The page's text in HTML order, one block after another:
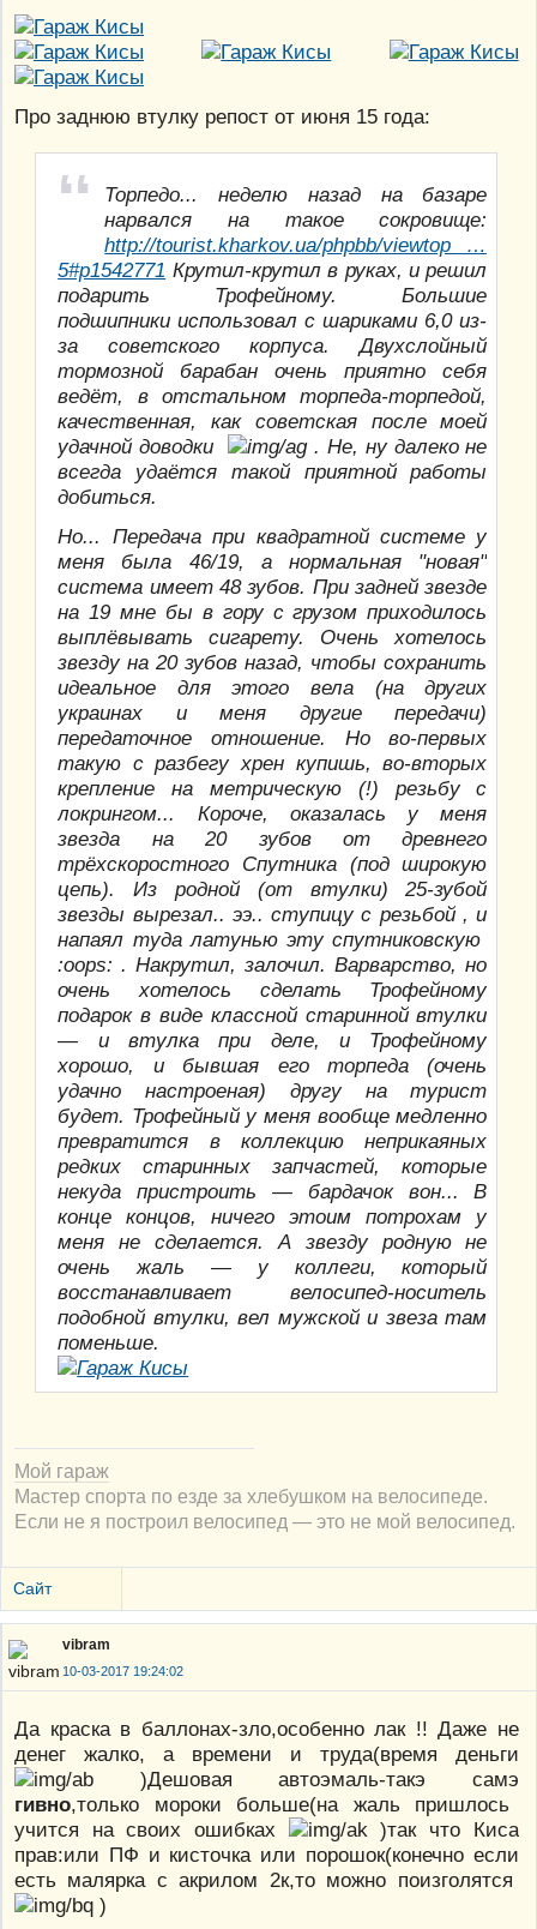
Про заднюю втулку репост от июня 15 года:
Торпедо... неделю назад на базаре
нарвался на такое сокровище:
http://tourist.kharkov.ua/phpbb/viewtop …
5#p1542771 Крутил-крутил в руках, и решил
подарить Трофейному. Большие
подшипники использовал с шариками 6,0 из-
за советского корпуса. Двухслойный
тормозной барабан очень приятно себя
ведёт, в отстальном торпеда-торпедой,
качественная, как советская после моей
удачной доводки
. Не, ну далеко не
всегда удаётся такой приятной работы
добиться.
Но... Передача при квадратной системе у
меня была 46/19, а нормальная "новая"
система имеет 48 зубов. При задней звезде
на 19 мне бы в гору с грузом приходилось
выплёвывать сигарету. Очень хотелось
звезду на 20 зубов назад, чтобы сохранить
идеальное для этого вела (на других
украинах и меня другие передачи)
передаточное отношение. Но во-первых
такую с разбегу хрен купишь, во-вторых
крепление на метрическую (!) резьбу с
локрингом... Короче, оказалась у меня
звезда на 20 зубов от древнего
трёхскоростного Спутника (под широкую
цепь). Из родной (от втулки) 25-зубой
звезды вырезал.. ээ.. ступицу с резьбой , и
напаял туда латунью эту спутниковскую
:oops: . Накрутил, залочил. Варварство, но
очень хотелось сделать Трофейному
подарок в виде классной старинной втулки
— и втулка при деле, и Трофейному
хорошо, и бывшая его торпеда (очень
удачно настроеная) другу на турист
будет. Трофейный у меня вообще медленно
превратится в коллекцию неприкаяных
редких старинных запчастей, которые
некуда пристроить — бардачок вон... В
конце концов, ничего этоим потрохам у
меня не сделается. А звезду родную не
очень жаль — у коллеги, который
восстанавливает велосипед-носитель
подобной втулки, вел мужской и звеза там
поменьше.
Мой гараж
Мастер спорта по езде за хлебушком на велосипеде.
Если не я построил велосипед — это не мой велосипед.
Сайт
vibram
10-03-2017 19:24:02
Да краска в баллонах-зло,особенно лак !! Даже не
денег жалко, а времени и труда(время деньги
)Дешовая автоэмаль-такэ самэ
гивно,только мороки больше(на жаль пришлось
учится на своих ошибках
)так что Киса
прав:или ПФ и кисточка или порошок(конечно если
есть малярка с акрилом 2к,то можно поизголятся
)